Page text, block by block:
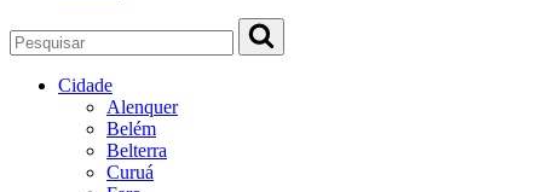
Cidade
Alenquer
Belém
Belterra
Curuá